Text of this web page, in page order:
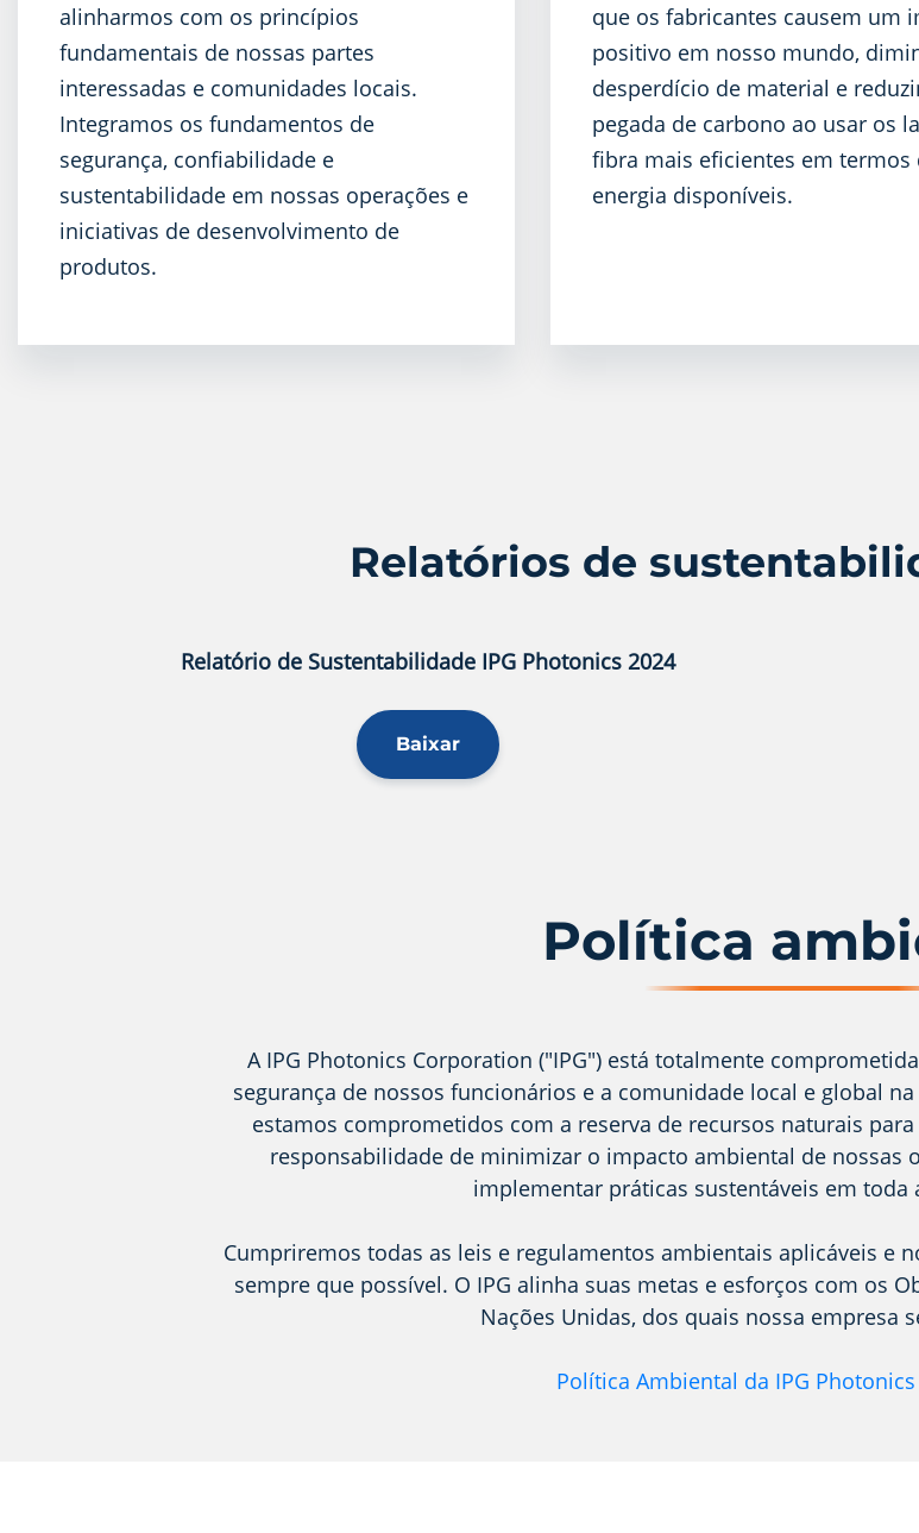
alinharmos com os princípios
fundamentais de nossas partes
interessadas e comunidades locais.
Integramos os fundamentos de
segurança, confiabilidade e
sustentabilidade em nossas operações e
iniciativas de desenvolvimento de
produtos.
que os fabricantes causem um
positivo em nosso mundo,
desperdício de material e
pegada de carbono ao usar os
fibra mais eficientes em termos
energia disponíveis.
Relatórios de
Relatório de Sustentabilidade IPG Photonics 2024
Baixar
Política
A IPG Photonics Corporation ("IPG") está totalmente
segurança de nossos funcionários e a comunidade local e global
estamos comprometidos com a reserva de recursos naturais
responsabilidade de minimizar o impacto ambiental de nossas
implementar práticas sustentáveis em toda
Cumpriremos todas as leis e regulamentos ambientais aplicáveis e
sempre que possível. O IPG alinha suas metas e esforços com os
Nações Unidas, dos quais nossa empresa
Política Ambiental da IPG